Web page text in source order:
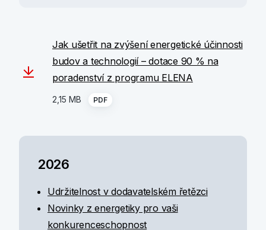
Jak ušetřit na zvýšení energetické účinnosti
budov a technologií – dotace 90 % na
poradenství z programu ELENA
2,15 MB PDF
2026
Udržitelnost v dodavatelském řetězci
Novinky z energetiky pro vaši
konkurenceschopnost